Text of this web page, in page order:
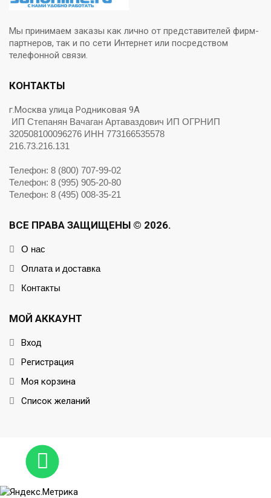
Мы принимаем заказы как лично от представителей фирм-
партнеров, так и по сети Интернет или посредством
телефонной связи.
КОНТАКТЫ
г.Москва улица Родниковая 9А
ИП Степанян Вачаган Артаваздович ИП ОГРНИП
320508100096276 ИНН 773166535578
216.73.216.131
Телефон: 8 (800) 707-99-02
Телефон: 8 (995) 905-20-80
Телефон: 8 (495) 008-35-21
ВСЕ ПРАВА ЗАЩИЩЕНЫ © 2026.
О нас
Оплата и доставка
Контакты
МОЙ АККАУНТ
Вход
Регистрация
Моя корзина
Список желаний